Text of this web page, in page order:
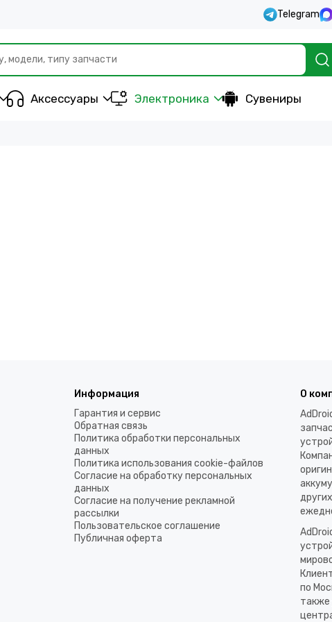
Telegram
Аксессуары Электроника Сувениры
Информация
Гарантия и сервис
Обратная связь
Политика обработки персональных
данных
Политика использования cookie-файлов
Согласие на обработку персональных
данных
Согласие на получение рекламной
рассылки
Пользовательское соглашение
Публичная оферта
О
по
также